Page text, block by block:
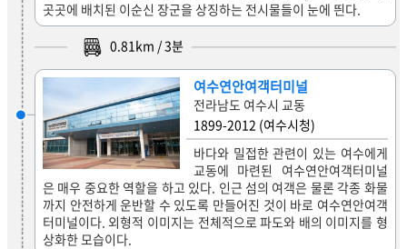
곳곳에 배치된 이순신 장군을 상징하는 전시물들이 눈에 띈다.
0.81 km / 3분
여수연안여객터미널
전라남도 여수시 교동
1899-2012 (여수시청)
바다와 밀접한 관련이 있는 여수에게
교동에 마련된 여수연안여객터미널
은 매우 중요한 역할을 하고 있다. 인근 섬의 여객은 물론 각종 화물
까지 안전하게 운반할 수 있도록 만들어진 것이 바로 여수연안여객
터미널이다. 외형적 이미지는 전체적으로 파도와 배의 이미지를 형
상화한 모습이다.